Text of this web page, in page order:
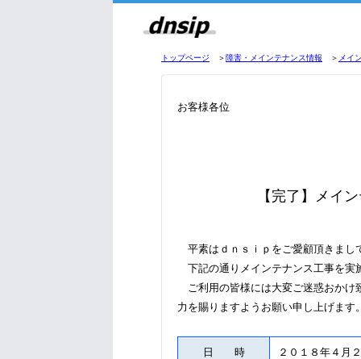
トップページ ＞障害・メインテナンス情報 ＞ メイ
お客様各位
【完了】メイ
平素はｄｎｓｉｐをご愛顧頂きまし
下記の通りメインテナンス工事を実
ご利用の皆様には大変ご迷惑おかけ
力を賜りますようお願い申し上げます
日 時 ２０１８年４